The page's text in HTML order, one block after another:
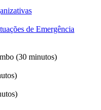
de Emergência
(30 minutos)